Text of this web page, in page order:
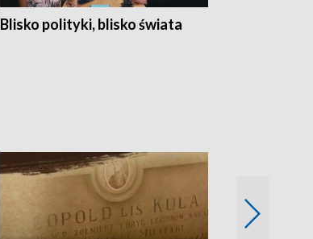
Blisko polityki, blisko świata